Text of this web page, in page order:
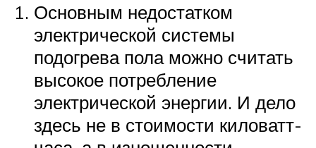
Основным недостатком
электрической системы
подогрева пола можно считать
высокое потребление
электрической энергии. И дело
здесь не в стоимости киловатт-